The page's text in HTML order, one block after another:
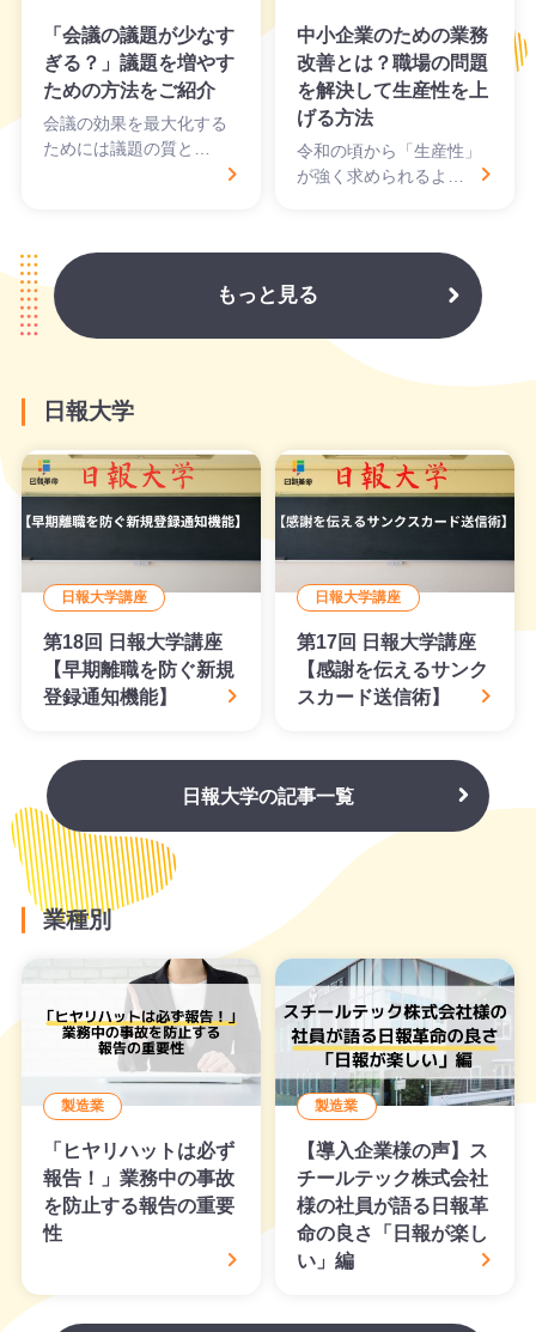
「会議の議題が少なす
ぎる？」議題を増やす
ための方法をご紹介
会議の効果を最大化する
ためには議題の質と…
中小企業のための業務
改善とは？職場の問題
を解決して生産性を上
げる方法
令和の頃から「生産性」
が強く求められるよ…
もっと見る
日報大学
日報大学講座
第18回 日報大学講座
【早期離職を防ぐ新規
登録通知機能】
日報大学講座
第17回 日報大学講座
【感謝を伝えるサンク
スカード送信術】
日報大学の記事一覧
業種別
製造業
「ヒヤリハットは必ず
報告！」業務中の事故
を防止する報告の重要
性
製造業
【導入企業様の声】ス
チールテック株式会社
様の社員が語る日報革
命の良さ「日報が楽し
い」編